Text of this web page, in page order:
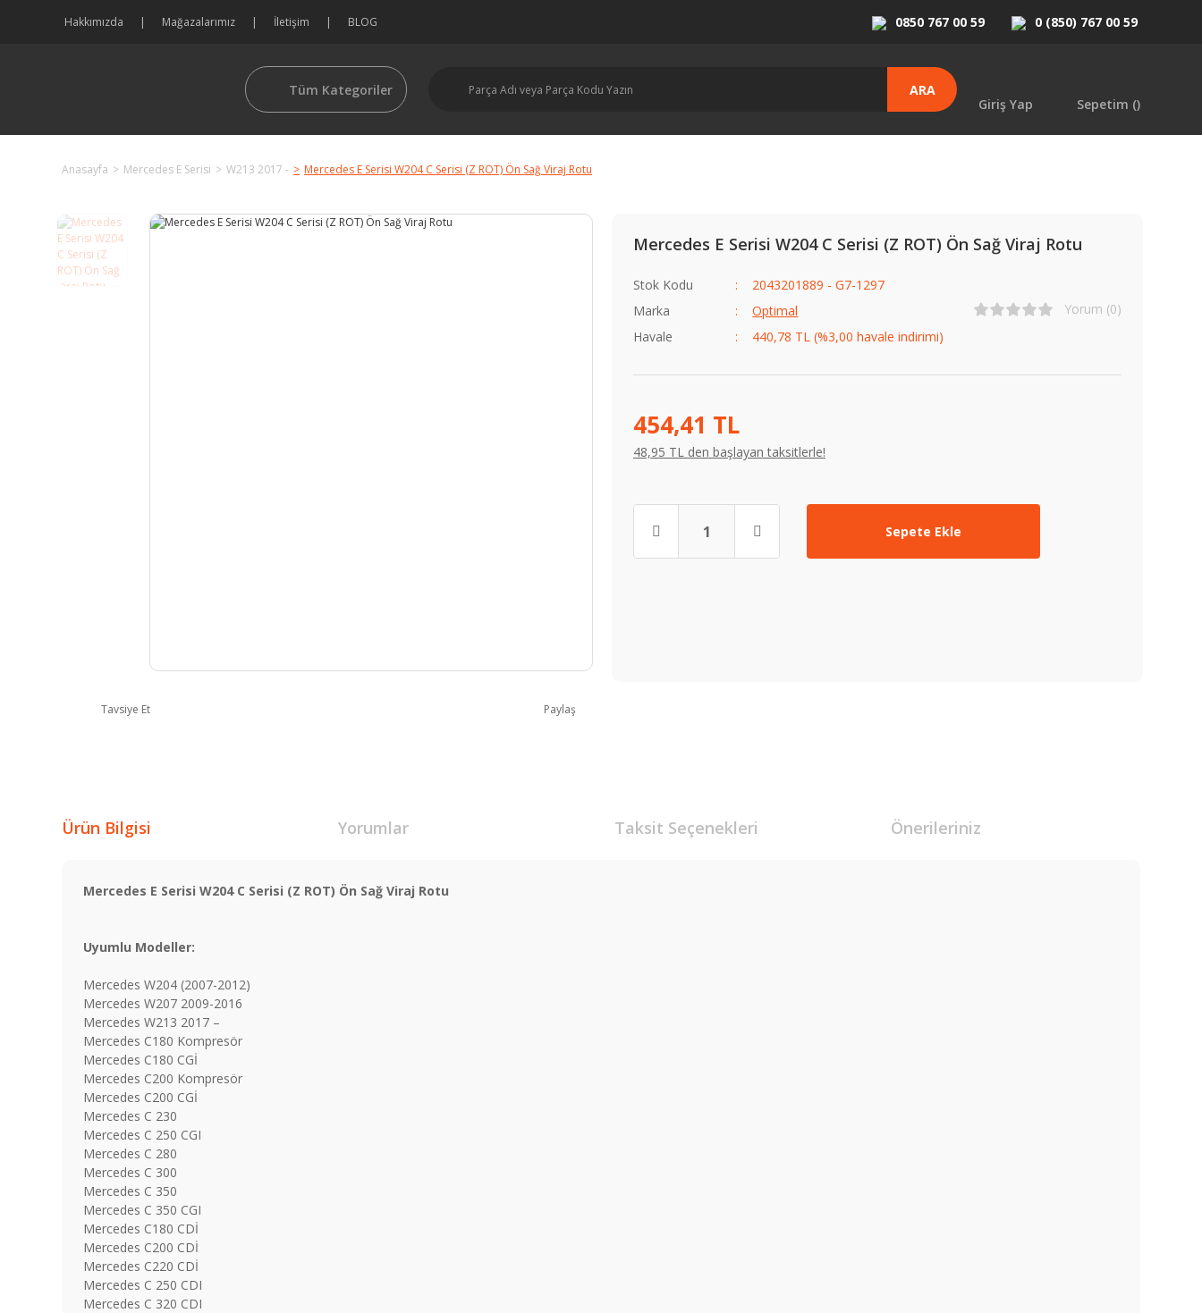
Hakkımızda Mağazalarımız İletişim BLOG 0850 767 00 59 0 (850) 767 00 59
Tüm Kategoriler
ARA
Giriş Yap
Sepetim ()
Anasayfa Mercedes E Serisi W213 2017 - Mercedes E Serisi W204 C Serisi (Z ROT) Ön Sağ Viraj Rotu
Tavsiye Et Paylaş
Mercedes E Serisi W204 C Serisi (Z ROT) Ön Sağ Viraj Rotu
Stok Kodu
2043201889 - G7-1297
Marka
Optimal
Havale
440,78 TL (%3,00 havale indirimi)
Yorum (0)
454,41 TL
48,95 TL den başlayan taksitlerle!
Sepete Ekle
Ürün Bilgisi Yorumlar Taksit Seçenekleri Önerileriniz
Mercedes E Serisi W204 C Serisi (Z ROT) Ön Sağ Viraj Rotu
Uyumlu Modeller:
Mercedes W204 (2007-2012)
Mercedes W207 2009-2016
Mercedes W213 2017 –
Mercedes C180 Kompresör
Mercedes C180 CGİ
Mercedes C200 Kompresör
Mercedes C200 CGİ
Mercedes C 230
Mercedes C 250 CGI
Mercedes C 280
Mercedes C 300
Mercedes C 350
Mercedes C 350 CGI
Mercedes C180 CDİ
Mercedes C200 CDİ
Mercedes C220 CDİ
Mercedes C 250 CDI
Mercedes C 320 CDI